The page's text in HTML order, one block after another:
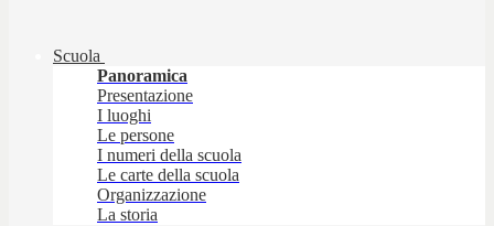
Scuola
Panoramica
Presentazione
I luoghi
Le persone
I numeri della scuola
Le carte della scuola
Organizzazione
La storia